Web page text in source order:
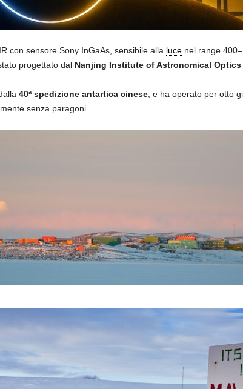
con sensore Sony InGaAs, sensibile alla lucenel range
progettato dal Nanjing Institute of Astronomical
40ª spedizione antartica cinese, e ha operato per otto
senza paragoni.